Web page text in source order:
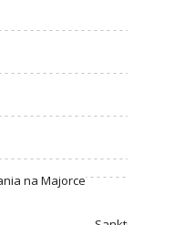
na Majorce